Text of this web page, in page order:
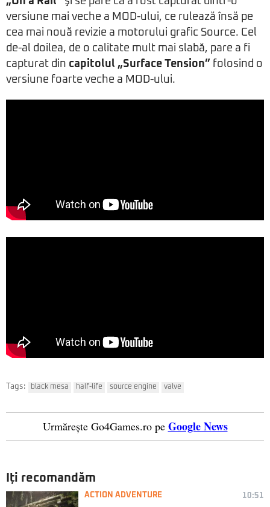
versiune mai veche a MOD-ului, ce rulează însă pe
cea mai nouă revizie a motorului grafic Source. Cel
de-al doilea, de o calitate mult mai slabă, pare a fi
capturat din capitolul „Surface Tension” folosind o
versiune foarte veche a MOD-ului.
Tags: black mesa half-life source engine valve
Urmărește Go4Games.ro pe Google News
Iți recomandăm
ACTION ADVENTURE 10:51